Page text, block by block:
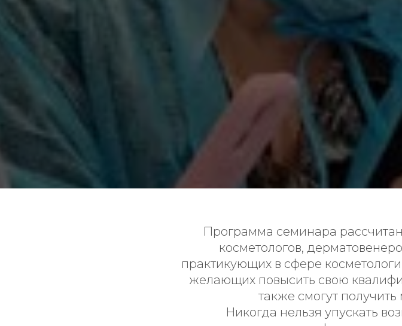
Программа семинара
косметологов,
практикующих в сфере
желающих повысить свою
также смогут
Никогда нельзя упускать